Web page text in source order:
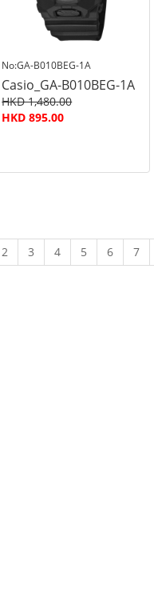
No:GA-B010BEG-1A
Casio_GA-B010BEG-1A
HKD 1,480.00
HKD 895.00
2 3 4 5 6 7